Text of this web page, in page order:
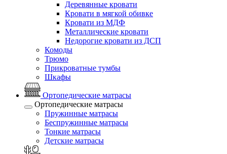
Деревянные кровати
Кровати в мягкой обивке
Кровати из МДФ
Металлические кровати
Недорогие кровати из ДСП
Комоды
Трюмо
Прикроватные тумбы
Шкафы
Ортопедические матрасы
Ортопедические матрасы
Пружинные матрасы
Беспружинные матрасы
Тонкие матрасы
Детские матрасы